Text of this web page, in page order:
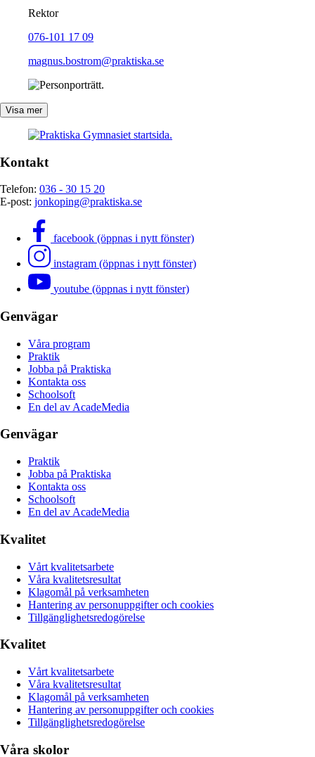
Rektor
076-101 17 09
magnus.bostrom@praktiska.se
Visa mer
Kontakt
Telefon: 036 - 30 15 20
E-post: jonkoping@praktiska.se
facebook (öppnas i nytt fönster)
instagram (öppnas i nytt fönster)
youtube (öppnas i nytt fönster)
Genvägar
Våra program
Praktik
Jobba på Praktiska
Kontakta oss
Schoolsoft
En del av AcadeMedia
Genvägar
Praktik
Jobba på Praktiska
Kontakta oss
Schoolsoft
En del av AcadeMedia
Kvalitet
Vårt kvalitetsarbete
Våra kvalitetsresultat
Klagomål på verksamheten
Hantering av personuppgifter och cookies
Tillgänglighetsredogörelse
Kvalitet
Vårt kvalitetsarbete
Våra kvalitetsresultat
Klagomål på verksamheten
Hantering av personuppgifter och cookies
Tillgänglighetsredogörelse
Våra skolor